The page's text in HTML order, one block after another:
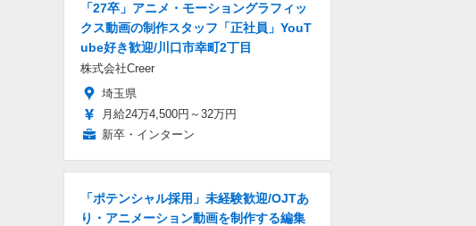
「27卒」アニメ・モーショングラフィッ
クス動画の制作スタッフ「正社員」YouT
ube好き歓迎/川口市幸町2丁目
株式会社Creer
埼玉県
月給24万4,500円～32万円
新卒・インターン
「ポテンシャル採用」未経験歓迎/OJTあ
り・アニメーション動画を制作する編集